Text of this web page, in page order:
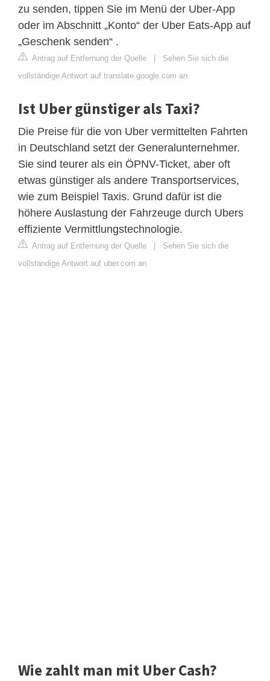
zu senden, tippen Sie im Menü der Uber-App
oder im Abschnitt „Konto“ der Uber Eats-App auf
„Geschenk senden“ .
Antrag auf Entfernung der Quelle
Sehen Sie sich die
vollständige Antwort auf translate.google.com an
Ist Uber günstiger als Taxi?
Die Preise für die von Uber vermittelten Fahrten
in Deutschland setzt der Generalunternehmer.
Sie sind teurer als ein ÖPNV-Ticket, aber oft
etwas günstiger als andere Transportservices,
wie zum Beispiel Taxis. Grund dafür ist die
höhere Auslastung der Fahrzeuge durch Ubers
effiziente Vermittlungstechnologie.
Antrag auf Entfernung der Quelle
Sehen Sie sich die
vollständige Antwort auf uber.com an
Wie zahlt man mit Uber Cash?